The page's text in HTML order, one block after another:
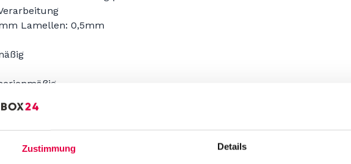
Zustimmung Details
Lamellen: 0,5mm
frei wählbar
Rückseite frei wählbar
frei wählbar
Schön
Bauweise
Nachname